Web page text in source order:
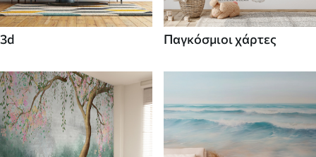
3d Παγκόσμιοι χάρτες